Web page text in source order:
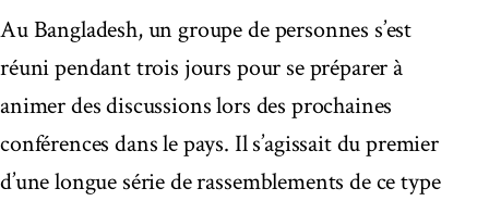
Au Bangladesh, un groupe de personnes s’est
réuni pendant trois jours pour se préparer à
animer des discussions lors des prochaines
conférences dans le pays. Il s’agissait du premier
d’une longue série de rassemblements de ce type